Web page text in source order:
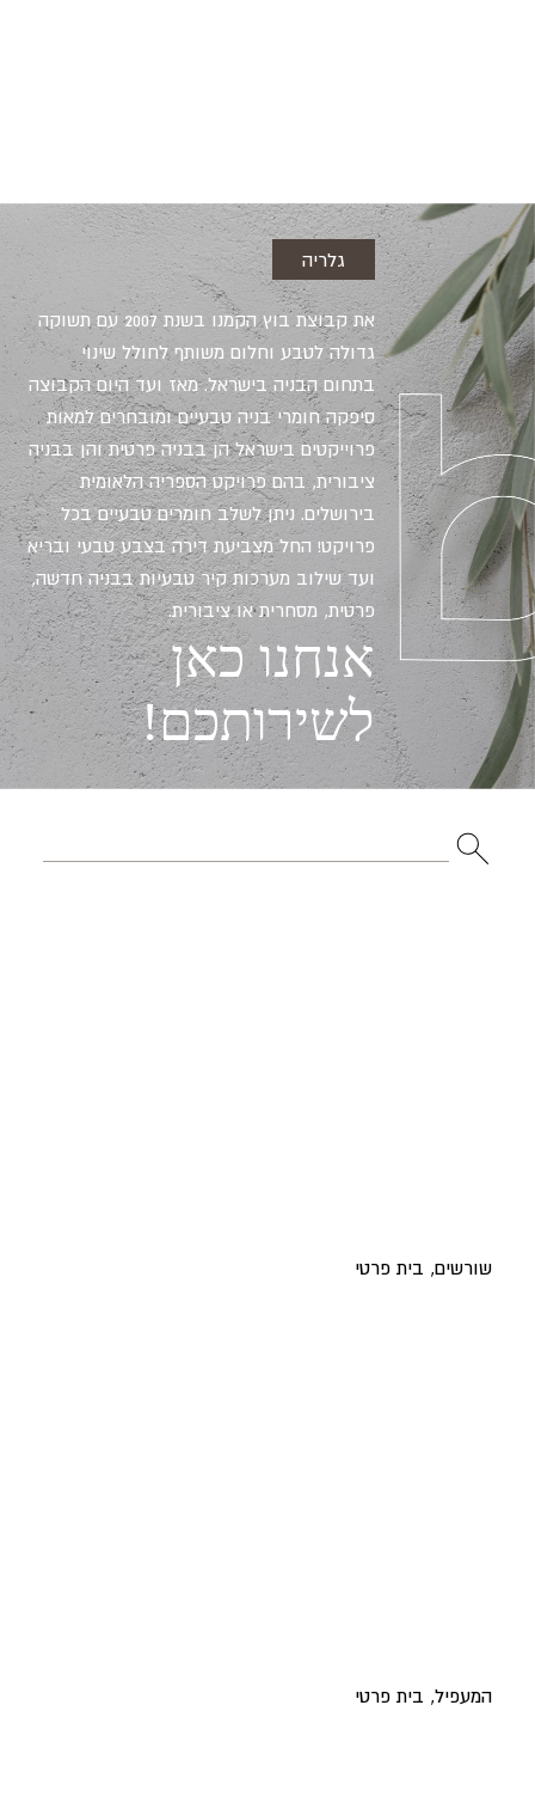
גלריה
את קבוצת בוץ הקמנו בשנת 2007 עם תשוקה
גדולה לטבע וחלום משותף לחולל שינוי
בתחום הבניה בישראל. מאז ועד היום הקבוצה
סיפקה חומרי בניה טבעיים ומובחרים למאות
פרוייקטים בישראל הן בבניה פרטית והן בבניה
ציבורית, בהם פרויקט הספריה הלאומית
בירושלים. ניתן לשלב חומרים טבעיים בכל
פרויקט! החל מצביעת דירה בצבע טבעי ובריא
ועד שילוב מערכות קיר טבעיות בבניה חדשה,
פרטית, מסחרית או ציבורית.
אנחנו כאן
לשירותכם!
שורשים, בית פרטי
המעפיל, בית פרטי